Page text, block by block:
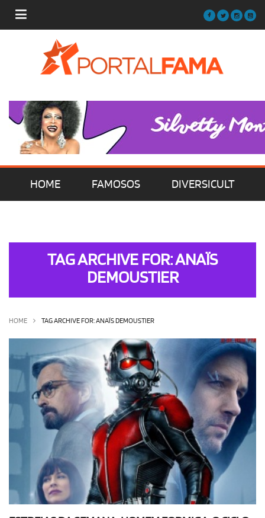
HOME FAMOSOS DIVERSICULT
OLHA ISSO! EU QUERO!
TAG ARCHIVE FOR: ANAÏS
DEMOUSTIER
HOME TAG ARCHIVE FOR: ANAÏS DEMOUSTIER